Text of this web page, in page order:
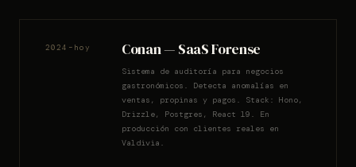
2024–hoy Conan — SaaS Forense
Sistema de auditoría para negocios
gastronómicos. Detecta anomalías en
ventas, propinas y pagos. Stack: Hono,
Drizzle, Postgres, React 19. En
producción con clientes reales en
Valdivia.